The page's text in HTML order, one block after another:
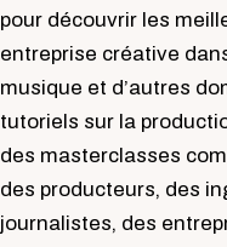
pour découvrir les
entreprise créative
musique et d’autres
tutoriels sur la
des masterclasses
des producteurs, des
journalistes, des